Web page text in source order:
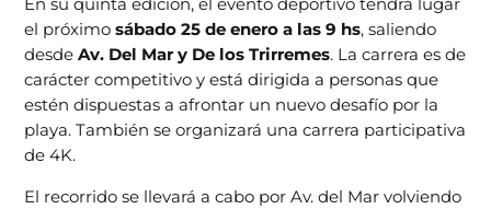
el próximosábado 25 de enero a las 9 hs, saliendo
desdeAv. Del Mar y De los Trirremes. La carrera es de
carácter competitivo y está dirigida a personas que
estén dispuestas a afrontar un nuevo desafío por la
playa. También se organizará una carrera participativa
de 4K.
El recorrido se llevará a cabo por Av. del Mar volviendo